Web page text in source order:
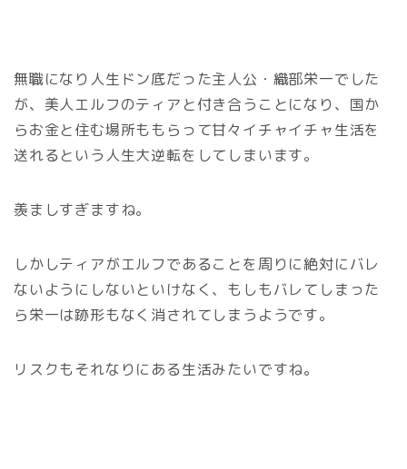
無職になり人生ドン底だった主人公・織部栄一でした
が、美人エルフのティアと付き合うことになり、国か
らお金と住む場所ももらって甘々イチャイチャ生活を
送れるという人生大逆転をしてしまいます。
羨ましすぎますね。
しかしティアがエルフであることを周りに絶対にバレ
ないようにしないといけなく、もしもバレてしまった
ら栄一は跡形もなく消されてしまうようです。
リスクもそれなりにある生活みたいですね。